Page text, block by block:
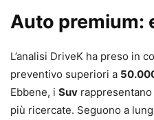
Auto premium:
L’analisi DriveK ha preso in
preventivo superiori a
Ebbene, i Suv
più ricercate. Seguono a